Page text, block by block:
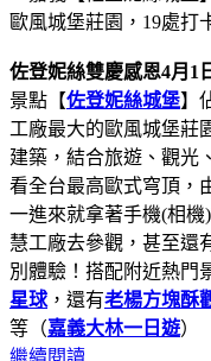
佐登妮絲雙慶感恩4月1
景點【佐登妮絲城堡】
工廠最大的歐風城堡莊
建築，結合旅遊、觀光
看全台最高歐式穹頂，
一進來就拿著手機(相
慧工廠去參觀，甚至還
別體驗！搭配附近熱門
星球 ，還有老楊方塊酥
等（嘉義大林一日遊）
繼續閱讀